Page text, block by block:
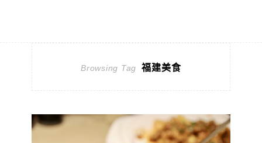
Browsing Tag 福建美食